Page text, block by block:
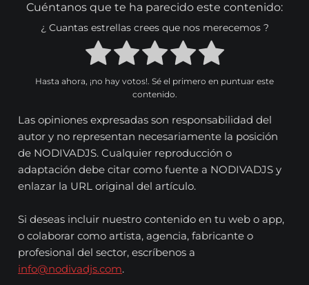
Cuéntanos que te ha parecido este contenido:
¿ Cuantas estrellas crees que nos merecemos ?
Hasta ahora, ¡no hay votos!. Sé el primero en puntuar este
contenido.
Las opiniones expresadas son responsabilidad del
autor y no representan necesariamente la posición
de NODIVADJS. Cualquier reproducción o
adaptación debe citar como fuente a NODIVADJS y
enlazar la URL original del artículo.
Si deseas incluir nuestro contenido en tu web o app,
o colaborar como artista, agencia, fabricante o
profesional del sector, escríbenos a
info@nodivadjs.com.